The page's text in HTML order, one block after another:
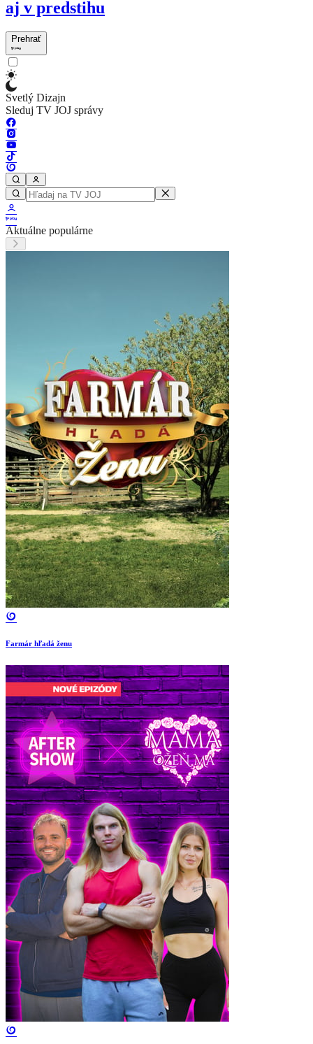
aj v predstihu
Prehrať
Svetlý Dizajn
Sleduj TV JOJ správy
Aktuálne populárne
Farmár hľadá ženu